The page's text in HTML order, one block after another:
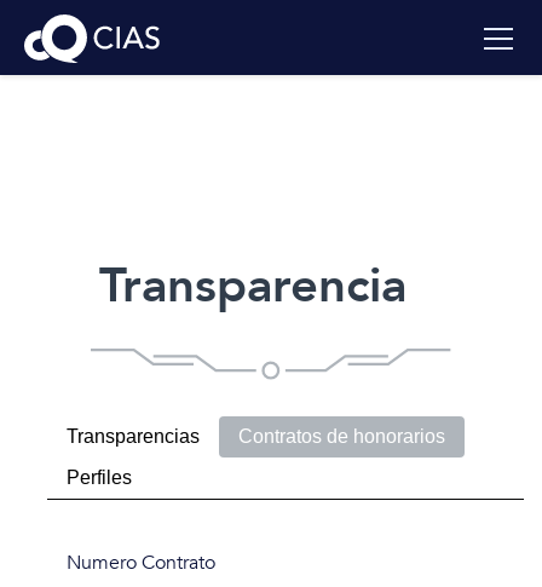
Transparencia
Transparencias
Contratos de honorarios
Perfiles
Numero Contrato